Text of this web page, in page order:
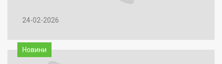
24-02-2026
Новини